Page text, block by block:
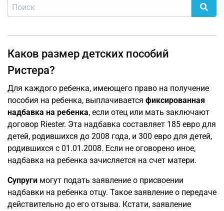
Каков размер детских пособий
Ристера?
Для каждого ребенка, имеющего право на получение
пособия на ребенка, выплачивается фиксированная
надбавка на ребенка, если отец или мать заключают
договор Riester. Эта надбавка составляет 185 евро для
детей, родившихся до 2008 года, и 300 евро для детей,
родившихся с 01.01.2008. Если не оговорено иное,
надбавка на ребенка зачисляется на счет матери.
Супруги могут подать заявление о присвоении
надбавки на ребенка отцу. Такое заявление о передаче
действительно до его отзыва. Кстати, заявление